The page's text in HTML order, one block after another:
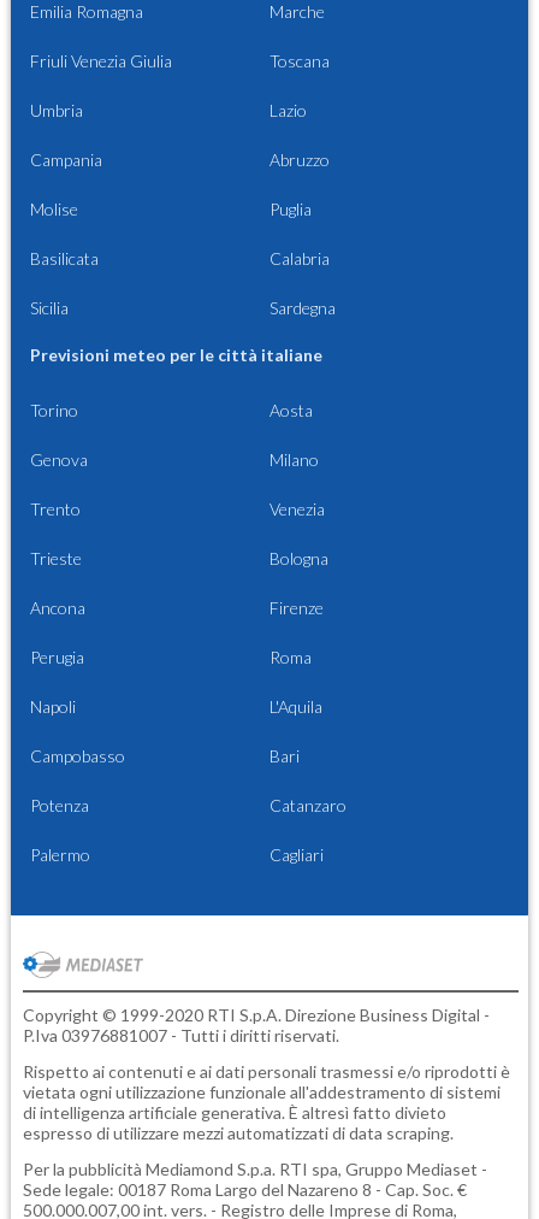
Emilia Romagna Marche
Friuli Venezia Giulia Toscana
Umbria Lazio
Campania Abruzzo
Molise Puglia
Basilicata Calabria
Sicilia Sardegna
Previsioni meteo per le città italiane
Torino Aosta
Genova Milano
Trento Venezia
Trieste Bologna
Ancona Firenze
Perugia Roma
Napoli L'Aquila
Campobasso Bari
Potenza Catanzaro
Palermo Cagliari
Copyright © 1999-2020 RTI S.p.A. Direzione Business Digital -
P.Iva 03976881007 - Tutti i diritti riservati.
Rispetto ai contenuti e ai dati personali trasmessi e/o riprodotti è
vietata ogni utilizzazione funzionale all'addestramento di sistemi
di intelligenza artificiale generativa. È altresì fatto divieto
espresso di utilizzare mezzi automatizzati di data scraping.
Per la pubblicità Mediamond S.p.a. RTI spa, Gruppo Mediaset -
Sede legale: 00187 Roma Largo del Nazareno 8 - Cap. Soc. €
500.000.007,00 int. vers. - Registro delle Imprese di Roma,